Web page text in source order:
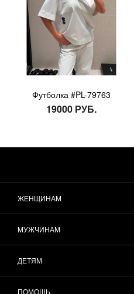
Футболка #PL-79763
19000 РУБ.
ЖЕНЩИНАМ
МУЖЧИНАМ
ДЕТЯМ
ПОМОЩЬ